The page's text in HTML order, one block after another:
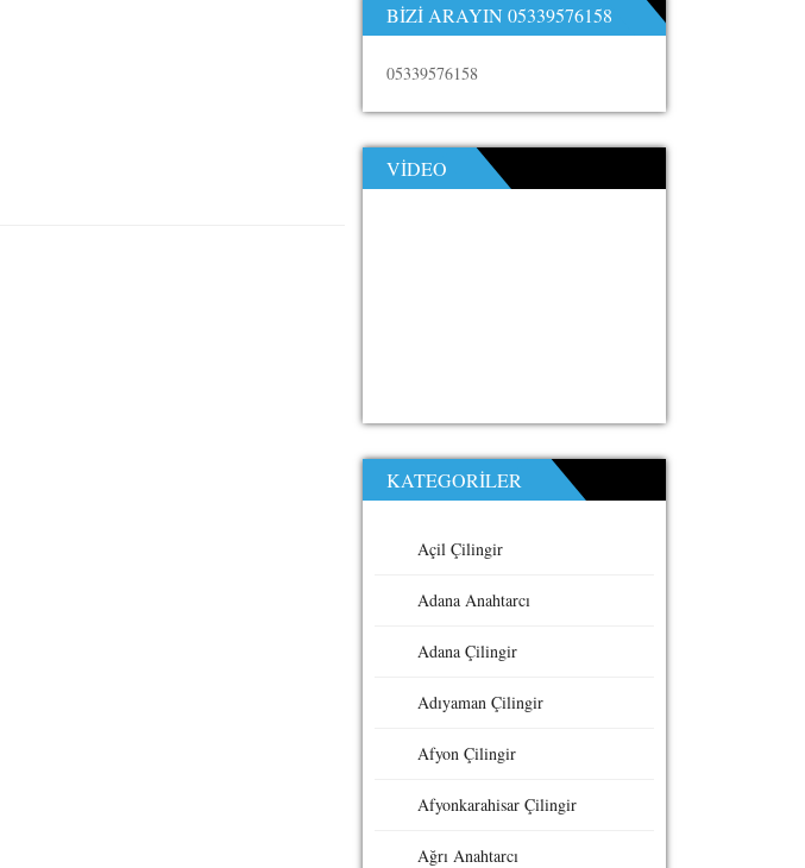
BIZI ARAYIN 05339576158
05339576158
VIDEO
KATEGORILER
Açil Çilingir
Adana Anahtarcı
Adana Çilingir
Adıyaman Çilingir
Afyon Çilingir
Afyonkarahisar Çilingir
Ağrı Anahtarcı